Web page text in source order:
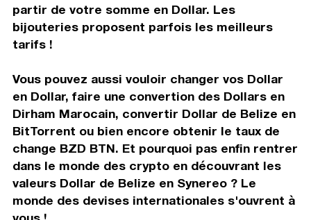
partir de votre somme en Dollar. Les
bijouteries proposent parfois les meilleurs
tarifs !
Vous pouvez aussi vouloir changer vos Dollar
en Dollar, faire une convertion des Dollars en
Dirham Marocain, convertir Dollar de Belize en
BitTorrent ou bien encore obtenir le taux de
change BZD BTN. Et pourquoi pas enfin rentrer
dans le monde des crypto en découvrant les
valeurs Dollar de Belize en Synereo ? Le
monde des devises internationales s'ouvrent à